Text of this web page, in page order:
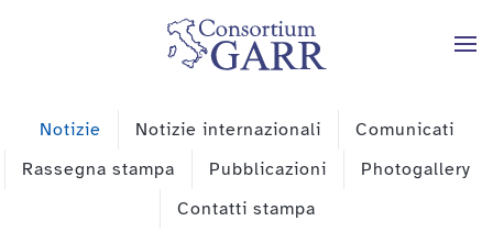
Skip to main content
Notizie Notizie internazionali
Comunicati
Rassegna stampa
Pubblicazioni
Photogallery
Contatti stampa